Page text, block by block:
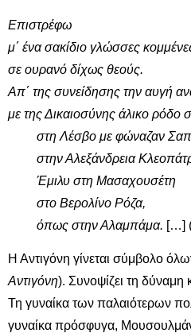
Επιστρέφω
μ΄ ένα σακίδιο γλώσσες
σε ουρανό δίχως θεούς.
Απ΄ της συνείδησης την αυγή
με της Δικαιοσύνης άλικο ρόδο
στη Λέσβο με φώναζαν
στην Αλεξάνδρεια
Έμιλυ στη Μασαχουσέτη
στο Βερολίνο Ρόζα,
όπως στην Αλαμπάμα. […]
Η Αντιγόνη γίνεται σύμβολο
Αντιγόνη). Συνοψίζει τη δύναμη
Τη γυναίκα των παλαιότερων
γυναίκα πρόσφυγα,